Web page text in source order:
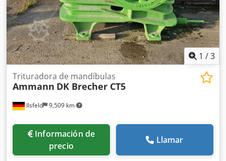
1 /3
Ilsfeld 9,509 km
Trituradora de mandíbulas
Ammann DK Brecher CT5
Información de
precio
Llamar